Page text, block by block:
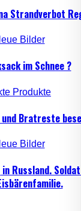
Strandverbot
Bilder
im Schnee ?
Produkte
Bratreste
Bilder
Russland.